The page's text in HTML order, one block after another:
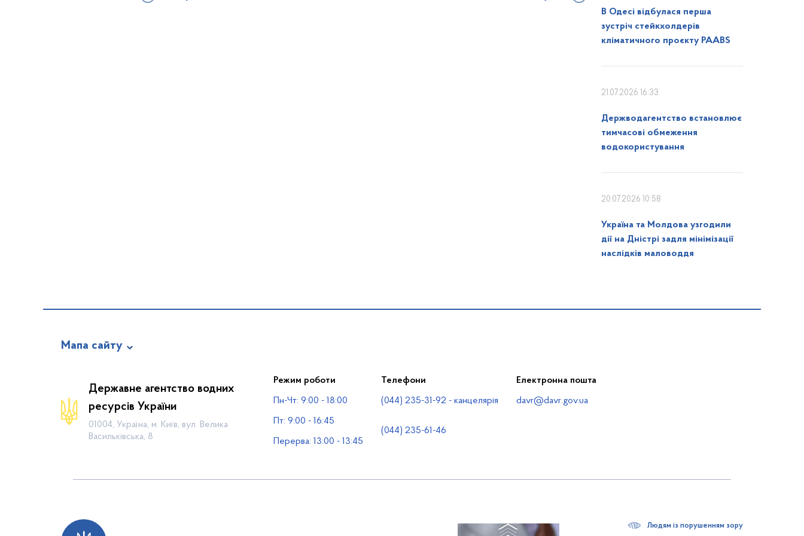
В Одесі відбулася перша
зустріч стейкхолдерів
кліматичного проєкту PAABS
21.07.2026 16:33
Держводагентство встановлює
тимчасові обмеження
водокористування
20.07.2026 10:58
Україна та Молдова узгодили
дії на Дністрі задля мінімізації
наслідків маловоддя
Мапа сайту
Діяльність
Громадянам
Прес-центр
Водогосподарські організації
Державне агентство водних
ресурсів України
01004, Україна, м. Київ, вул. Велика
Васильківська, 8
Режим роботи
Пн-Чт: 9:00 - 18:00
Пт: 9:00 - 16:45
Перерва: 13:00 - 13:45
Телефони
(044) 235-31-92 - канцелярія
(044) 235-61-46
Електронна пошта
davr@davr.gov.ua
Людям із порушенням зору